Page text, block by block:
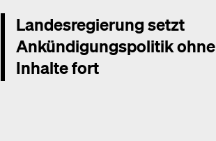
Landesregierung setzt
Ankündigungspolitik ohne
Inhalte fort